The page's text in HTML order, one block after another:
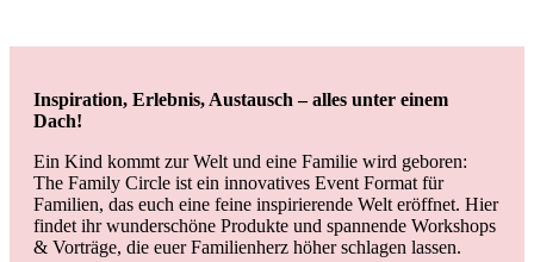
Inspiration, Erlebnis, Austausch – alles unter einem
Dach!
Ein Kind kommt zur Welt und eine Familie wird geboren:
The Family Circle ist ein innovatives Event Format für
Familien, das euch eine feine inspirierende Welt eröffnet. Hier
findet ihr wunderschöne Produkte und spannende Workshops
& Vorträge, die euer Familienherz höher schlagen lassen.